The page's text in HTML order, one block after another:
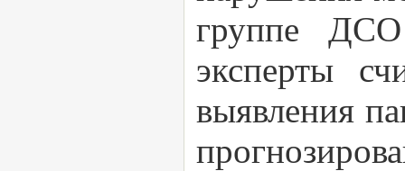
группе ДСО
эксперты
выявления